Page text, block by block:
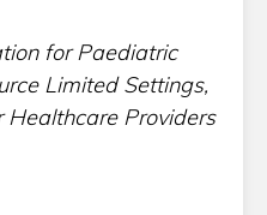
for Paediatric
Limited Settings,
Healthcare Providers